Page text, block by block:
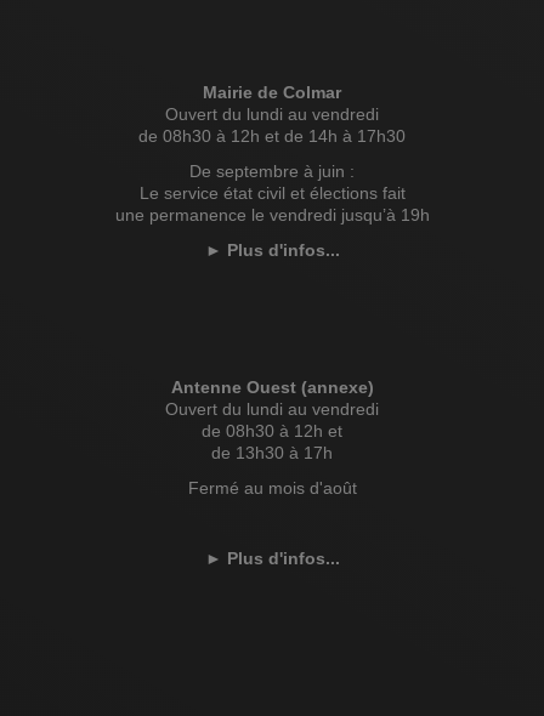
Mairie de Colmar
Ouvert du lundi au vendredi
de 08h30 à 12h et de 14h à 17h30
De septembre à juin :
Le service état civil et élections fait
une permanence le vendredi jusqu’à 19h
► Plus d'infos...
Antenne Ouest (annexe)
Ouvert du lundi au vendredi
de 08h30 à 12h et
de 13h30 à 17h
Fermé au mois d'août
► Plus d'infos...